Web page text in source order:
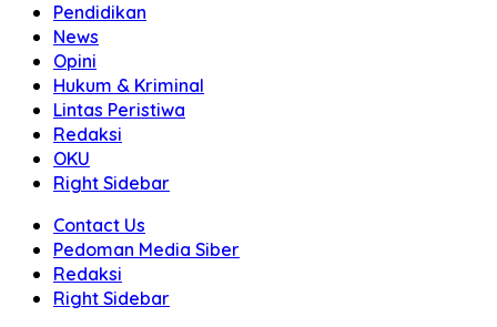
Pendidikan
News
Opini
Hukum & Kriminal
Lintas Peristiwa
Redaksi
OKU
Right Sidebar
Contact Us
Pedoman Media Siber
Redaksi
Right Sidebar